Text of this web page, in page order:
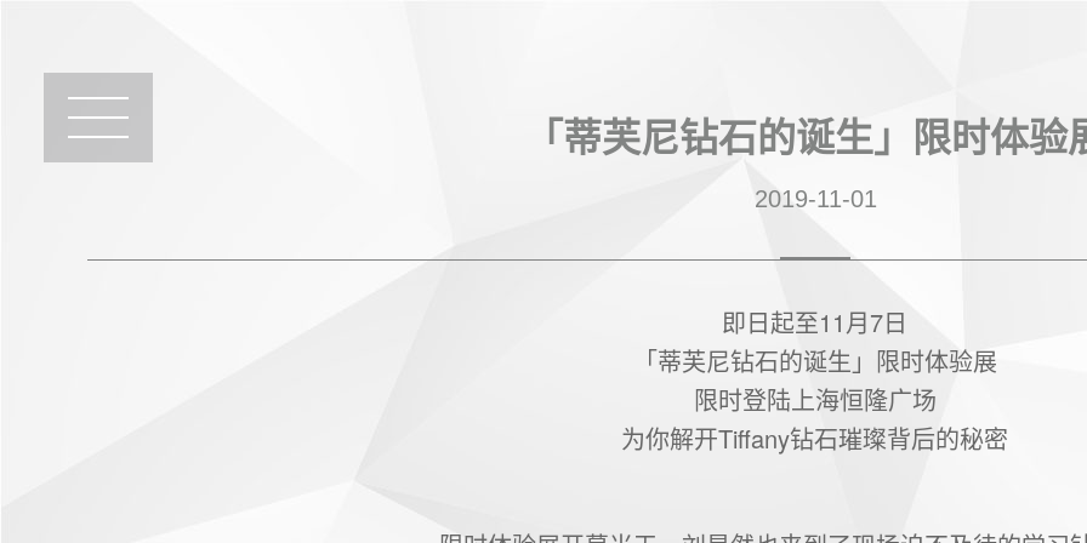
「蒂芙尼钻石的诞生」限时体验
2019-11-01
即日起至11月7日
「蒂芙尼钻石的诞生」限时体验展
限时登陆上海恒隆广场
为你解开Tiffany钻石璀璨背后的秘密